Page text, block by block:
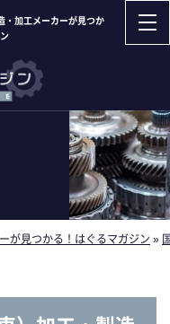
・加工メーカーが見つか
が見つかる！はぐるマガジン »